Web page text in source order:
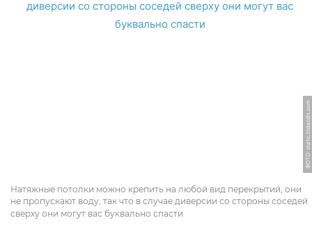
ФОТО: static.tildacdn.com
Натяжные потолки можно крепить на любой вид перекрытий, они
не пропускают воду, так что в случае диверсии со стороны соседей
сверху они могут вас буквально спасти